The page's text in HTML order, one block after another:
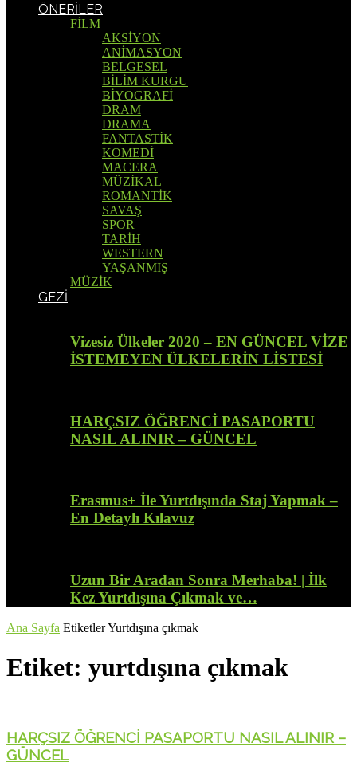
ÖNERİLER
FİLM
AKSİYON
ANİMASYON
BELGESEL
BİLİM KURGU
BİYOGRAFİ
DRAM
DRAMA
FANTASTİK
KOMEDİ
MACERA
MÜZİKAL
ROMANTİK
SAVAŞ
SPOR
TARİH
WESTERN
YAŞANMIŞ
MÜZİK
GEZİ
Vizesiz Ülkeler 2020 – EN GÜNCEL VİZE
İSTEMEYEN ÜLKELERİN LİSTESİ
HARÇSIZ ÖĞRENCİ PASAPORTU
NASIL ALINIR – GÜNCEL
Erasmus+ İle Yurtdışında Staj Yapmak –
En Detaylı Kılavuz
Uzun Bir Aradan Sonra Merhaba! | İlk
Kez Yurtdışına Çıkmak ve…
Ana Sayfa EtiketlerYurtdışına çıkmak
Etiket: yurtdışına çıkmak
HARÇSIZ ÖĞRENCİ PASAPORTU NASIL ALINIR –
GÜNCEL